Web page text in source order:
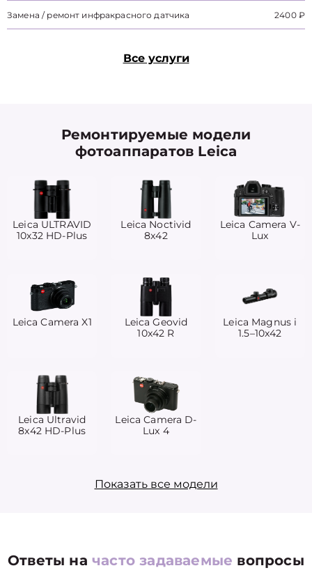
Замена / ремонт инфракрасного датчика 2400 ₽
Все услуги
Ремонтируемые модели
фотоаппаратов Leica
Leica ULTRAVID
10x32 HD-Plus
Leica Noctivid
8x42
Leica Camera V-
Lux
Leica Camera X1
Leica Geovid
10x42 R
Leica Magnus i
1.5–10x42
Leica Ultravid
8x42 HD-Plus
Leica Camera D-
Lux 4
Показать все модели
Ответы начасто задаваемые вопросы